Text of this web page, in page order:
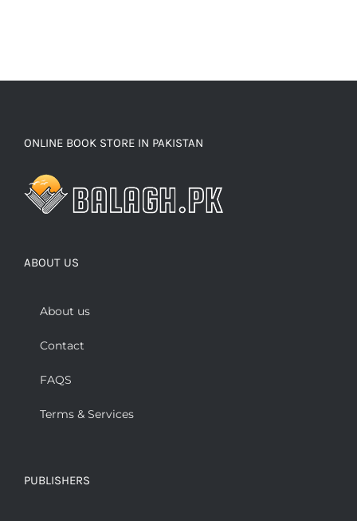
ONLINE BOOK STORE IN PAKISTAN
ABOUT US
About us
Contact
FAQS
Terms & Services
PUBLISHERS